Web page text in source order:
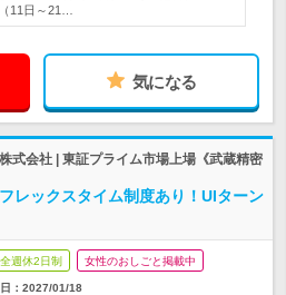
11日～21…
気になる
式会社 | 東証プライム市場上場《武蔵精密
レックスタイム制度あり！UIターン
週休2日制 女性のおしごと掲載中
： 2027/01/18